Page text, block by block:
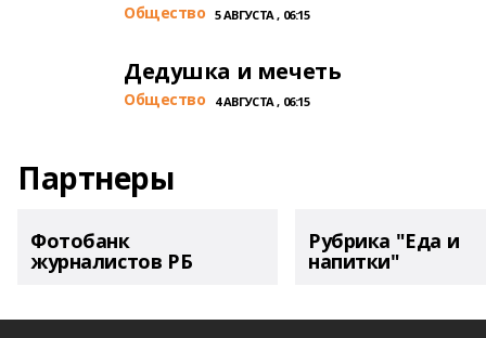
Общество 5 АВГУСТА , 06:15
Дедушка и мечеть
Общество 4 АВГУСТА , 06:15
Партнеры
Фотобанк
журналистов РБ
Рубрика "Еда и
напитки"